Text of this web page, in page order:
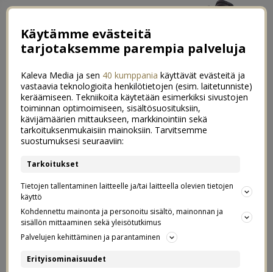
Tytöt kuuluvat kouluun, eivät
naimisiin
Mainos: Plan International Suomi
23 tyttöä joka minuutti
Joka minuutti 23 tyttöä joutuu naimisiin alaikäisenä. Se
Käytämme evästeitä
tarjotaksemme parempia palveluja
Kaleva Media ja sen 40 kumppania käyttävät evästeitä ja
vastaavia teknologioita henkilötietojen (esim. laitetunniste)
keräämiseen. Tekniikoita käytetään esimerkiksi sivustojen
toiminnan optimoimiseen, sisältösuosituksiin,
kävijämäärien mittaukseen, markkinointiin sekä
tarkoituksenmukaisiin mainoksiin. Tarvitsemme
suostumuksesi seuraaviin:
Tarkoitukset
Tietojen tallentaminen laitteelle ja/tai laitteella olevien tietojen
käyttö
Kohdennettu mainonta ja personoitu sisältö, mainonnan ja
sisällön mittaaminen sekä yleisötutkimus
Palvelujen kehittäminen ja parantaminen
Erityisominaisuudet